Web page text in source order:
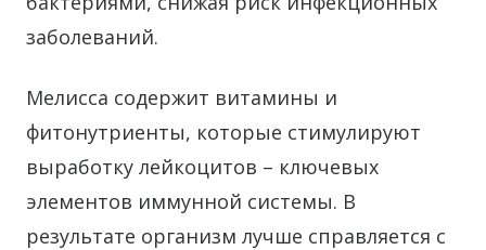
заболеваний.
Мелисса содержит витамины и
фитонутриенты, которые стимулируют
выработку лейкоцитов – ключевых
элементов иммунной системы. В
результате организм лучше справляется с